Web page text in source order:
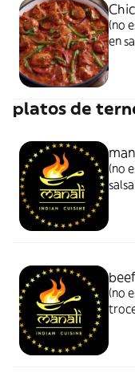
(no
en
platos de
(no
(no